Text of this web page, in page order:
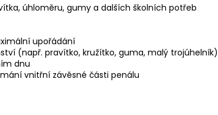
úhloměru, gumy a dalších školních potřeb
upořádání
(např. pravítko, kružítko, guma, malý trojúhelník)
dnu
vnitřní závěsné části penálu